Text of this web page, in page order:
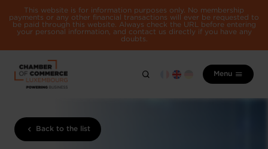
This website is for information purposes only. No membership
payments or any other financial transactions will ever be requested to
be paid through this website. Always check the URL before entering
your personal information, and contact us directly if you have any
doubts.
Menu
Back to the list